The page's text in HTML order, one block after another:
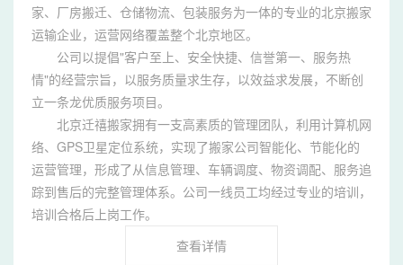
家、厂房搬迁、仓储物流、包装服务为一体的专业的北京搬家
运输企业，运营网络覆盖整个北京地区。
公司以提倡"客户至上、安全快捷、信誉第一、服务热
情"的经营宗旨，以服务质量求生存，以效益求发展，不断创
立一条龙优质服务项目。
北京迁禧搬家拥有一支高素质的管理团队，利用计算机网
络、GPS卫星定位系统，实现了搬家公司智能化、节能化的
运营管理，形成了从信息管理、车辆调度、物资调配、服务追
踪到售后的完整管理体系。公司一线员工均经过专业的培训，
培训合格后上岗工作。
查看详情